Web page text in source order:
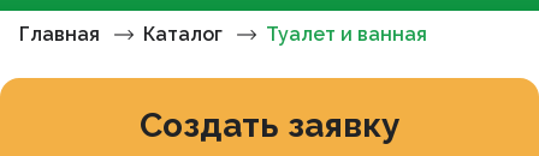
Главная Каталог Туалет и ванная
Создать заявку